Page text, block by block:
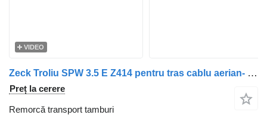
VIDEO
Zeck Troliu SPW 3.5 E Z414 pentru tras cablu aerian- Se vinde doar în
Preț la cerere
Remorcă transport tamburi